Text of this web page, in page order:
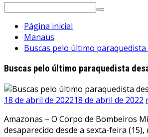
Pesquisar
Página inicial
Manaus
Buscas pelo último
Buscas pelo último paraquedista
18 de abril de 202218 de abril de 2022
Amazonas – O Corpo de Bombeiros
desaparecido desde a sexta-feira